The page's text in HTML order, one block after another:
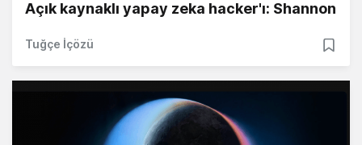
Açık kaynaklı yapay zeka hacker'ı: Shannon
Tuğçe İçözü